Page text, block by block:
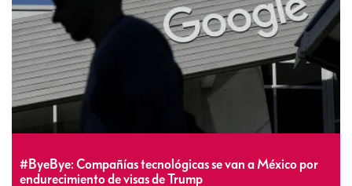
#ByeBye: Compañías tecnológicas se van a México por
endurecimiento de visas de Trump